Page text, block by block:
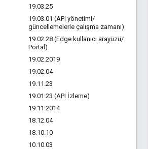
19.03.25
19.03.01 (API yönetimi/
güncellemelerle çalışma zamanı)
19.02.28 (Edge kullanıcı arayüzü/
Portal)
19.02.2019
19.02.04
19.11 .23
19.01 .23 (API İzleme)
19.11 .2014
18.12.04
18.10.10
10.10.03